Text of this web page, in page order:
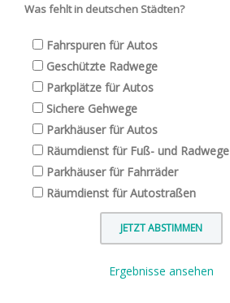
Was fehlt in deutschen Städten?
Fahrspuren für Autos
Geschützte Radwege
Parkplätze für Autos
Sichere Gehwege
Parkhäuser für Autos
Räumdienst für Fuß- und Radwege
Parkhäuser für Fahrräder
Räumdienst für Autostraßen
Ergebnisse ansehen